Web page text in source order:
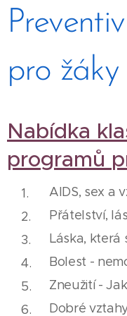
pro
Nabídka
programů
AIDS, sex a
Přátelství,
Láska, která
Bolest -
Zneužití -
Dobré